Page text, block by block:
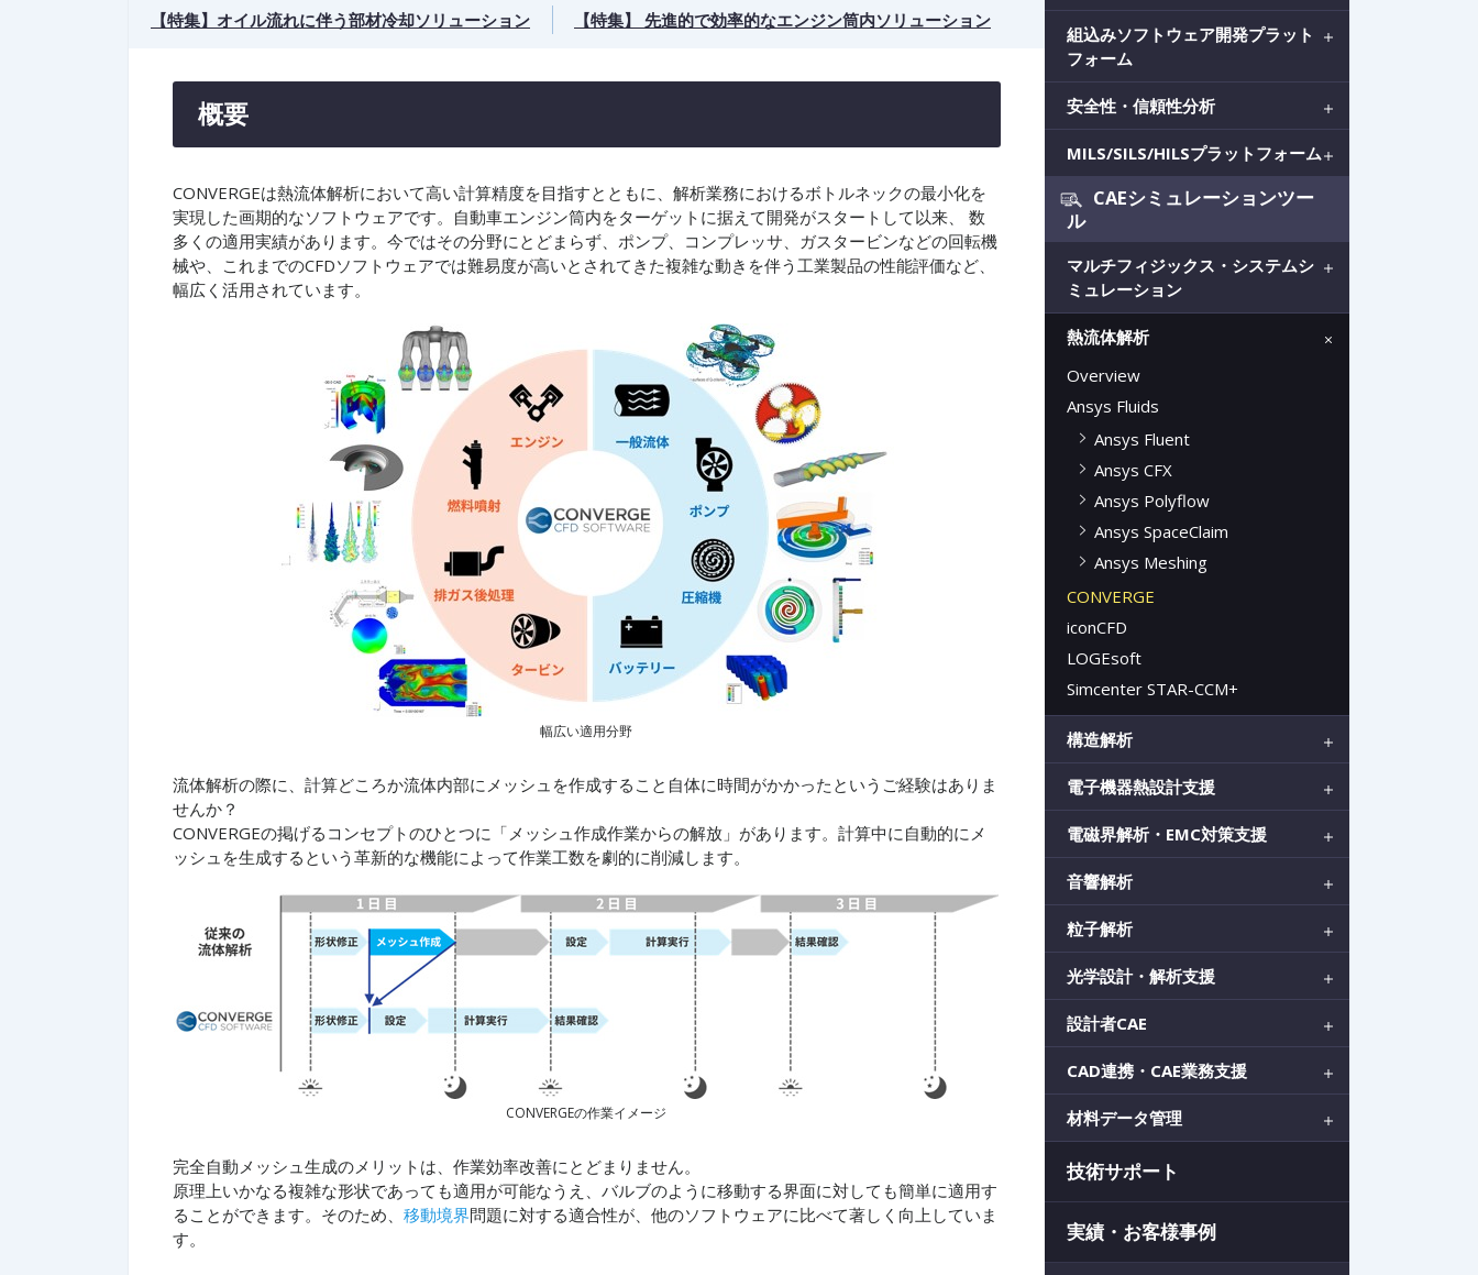
【特集】オイル流れに伴う部材冷却ソリューション 【特集】 先進的で効率的なエンジン筒内ソリューション
概要
CONVERGEは熱流体解析において高い計算精度を目指すとともに、解析業務におけるボトルネックの最小化を
実現した画期的なソフトウェアです。自動車エンジン筒内をターゲットに据えて開発がスタートして以来、 数
多くの適用実績があります。今ではその分野にとどまらず、ポンプ、コンプレッサ、ガスタービンなどの回転機
械や、これまでのCFDソフトウェアでは難易度が高いとされてきた複雑な動きを伴う工業製品の性能評価など、
幅広く活用されています。
幅広い適用分野
流体解析の際に、計算どころか流体内部にメッシュを作成すること自体に時間がかかったというご経験はありま
せんか？
CONVERGEの掲げるコンセプトのひとつに「メッシュ作成作業からの解放」があります。計算中に自動的にメ
ッシュを生成するという革新的な機能によって作業工数を劇的に削減します。
CONVERGEの作業イメージ
完全自動メッシュ生成のメリットは、作業効率改善にとどまりません。
原理上いかなる複雑な形状であっても適用が可能なうえ、バルブのように移動する界面に対しても簡単に適用す
ることができます。そのため、 移動境界問題に対する適合性が、他のソフトウェアに比べて著しく向上していま
す。
組込みソフトウェア開発プラット
フォーム
安全性・信頼性分析
MILS/SILS/HILSプラットフォーム
CAEシミュレーションツー
ル
マルチフィジックス・システムシ
ミュレーション
熱流体解析
Overview
Ansys Fluids
Ansys Fluent
Ansys CFX
Ansys Polyflow
Ansys SpaceClaim
Ansys Meshing
CONVERGE
iconCFD
LOGEsoft
Simcenter STAR-CCM+
構造解析
電子機器熱設計支援
電磁界解析・EMC対策支援
音響解析
粒子解析
光学設計・解析支援
設計者CAE
CAD連携・CAE業務支援
材料データ管理
技術サポート
実績・お客様事例